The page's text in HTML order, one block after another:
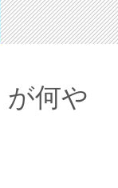
が何や